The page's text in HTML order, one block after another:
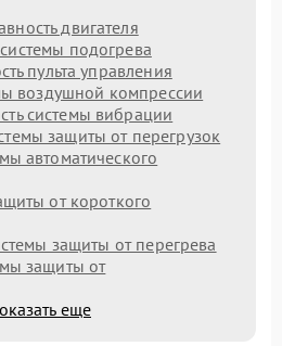
двигателя
подогрева
пульта управления
воздушной компрессии
системы вибрации
защиты от перегрузок
автоматического
от короткого
защиты от перегрева
защиты от
еще